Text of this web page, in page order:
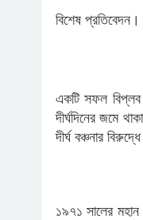
বিশেষ
​একটি সফল
দীর্ঘদিনের জমে
দীর্ঘ বঞ্চনার
১৯৭১ সালের